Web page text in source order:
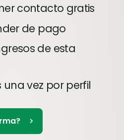
contacto gratis
de pago
de esta
una vez por perfil